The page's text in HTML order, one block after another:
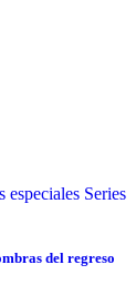
especiales Series
del regreso